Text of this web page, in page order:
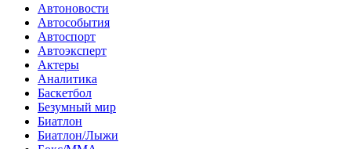
Автоновости
Автособытия
Автоспорт
Автоэксперт
Актеры
Аналитика
Баскетбол
Безумный мир
Биатлон
Биатлон/Лыжи